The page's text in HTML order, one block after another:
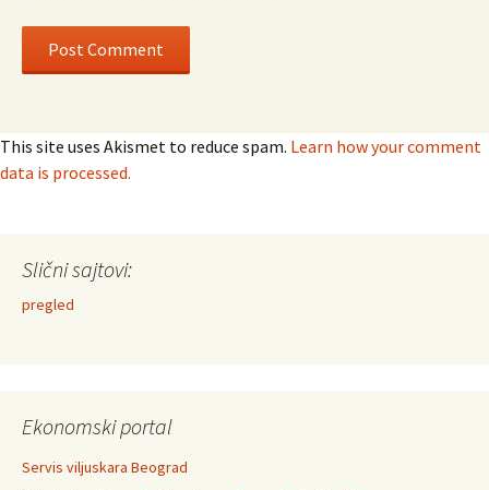
This site uses Akismet to reduce spam. Learn how your comment
data is processed.
Slični sajtovi:
pregled
Ekonomski portal
Servis viljuskara Beograd